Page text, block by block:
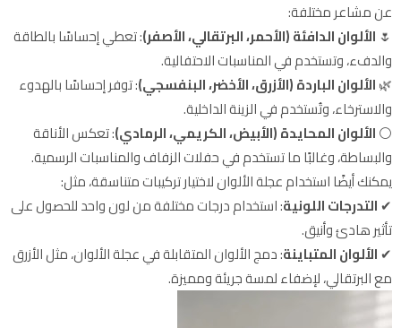
عن مشاعر مختلفة:
🌷 الألوان الدافئة (الأحمر، البرتقالي، الأصفر): تعطي إحساسًا بالطاقة
والدفء، وتستخدم في المناسبات الاحتفالية.
🌿الألوان الباردة (الأزرق، الأخضر، البنفسجي): توفر إحساسًا بالهدوء
والاسترخاء، وتُستخدم في الزينة الداخلية.
⚪الألوان المحايدة (الأبيض، الكريمي، الرمادي): تعكس الأناقة
والبساطة، وغالبًا ما تستخدم في حفلات الزفاف والمناسبات الرسمية.
يمكنك أيضًا استخدام عجلة الألوان لاختيار تركيبات متناسقة، مثل:
✔التدرجات اللونية: استخدام درجات مختلفة من لون واحد للحصول على
تأثير هادئ وأنيق.
✔الألوان المتباينة: دمج الألوان المتقابلة في عجلة الألوان، مثل الأزرق
مع البرتقالي، لإضفاء لمسة جريئة ومميزة.